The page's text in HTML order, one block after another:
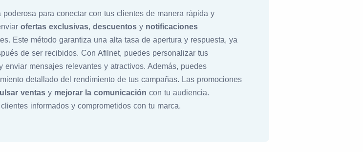
poderosa para conectar con tus clientes de manera rápida y
ofertas exclusivas, descuentos y notificaciones
Este método garantiza una alta tasa de apertura y respuesta, ya
de ser recibidos. Con Afilnet, puedes personalizar tus
mensajes relevantes y atractivos. Además, puedes
detallado del rendimiento de tus campañas. Las promociones
ventas y mejorar la comunicación con tu audiencia.
informados y comprometidos con tu marca.